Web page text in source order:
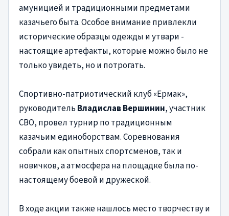
амуницией и традиционными предметами
казачьего быта. Особое внимание привлекли
исторические образцы одежды и утвари -
настоящие артефакты, которые можно было не
только увидеть, но и потрогать.
Спортивно-патриотический клуб «Ермак»,
руководитель Владислав Вершинин, участник
СВО, провел турнир по традиционным
казачьим единоборствам. Соревнования
собрали как опытных спортсменов, так и
новичков, а атмосфера на площадке была по-
настоящему боевой и дружеской.
В ходе акции также нашлось место творчеству и